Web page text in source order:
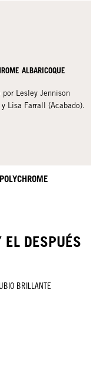
ALBARICOQUE
por Lesley Jennison
y Lisa Farrall (Acabado).
EL DESPUÉS
BRILLANTE